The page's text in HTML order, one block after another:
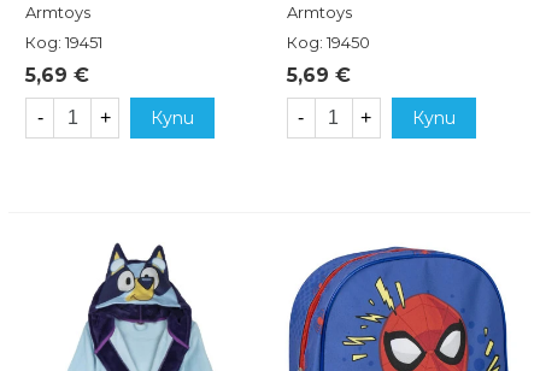
Armtoys
Код: 19451
5,69 €
- + Купи
Armtoys
Код: 19450
5,69 €
- + Купи